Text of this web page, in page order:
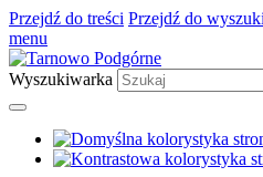
Przejdź do treści Przejdź do
menu
Wyszukiwarka